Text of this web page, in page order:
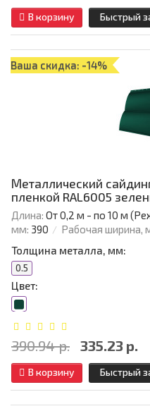
В корзину Быстрый
Ваша скидка: -14%
Металлический
пленкой RAL6005
Длина: От 0,2 м - по 10 м
мм: 390 Рабочая ширина,
Толщина металла, мм:
0.5
Цвет:
390.94 р. 335.23 р.
В корзину Быстрый